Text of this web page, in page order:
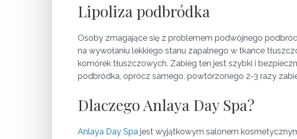
Lipoliza podbródka
Osoby zmagające się z problemem podwójnego
na wywołaniu lekkiego stanu zapalnego w tkance
komórek tłuszczowych. Zabieg ten jest szybki i
podbródka, oprócz samego, powtórzonego 2-3 razy
Dlaczego Anlaya Day Spa?
Anlaya Day Spa jest wyjątkowym salonem